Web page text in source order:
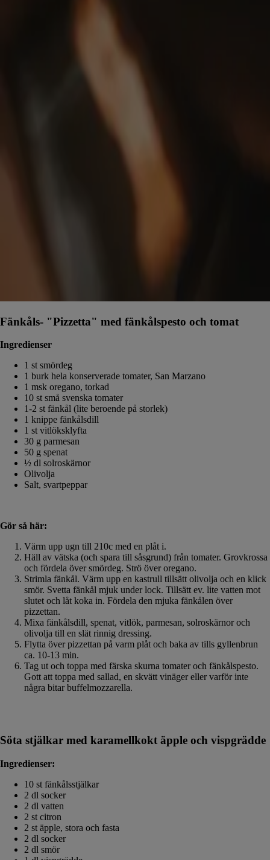
Fänkåls- "Pizzetta" med fänkålspesto och tomat
Ingredienser
1 st smördeg
1 burk hela konserverade tomater, San Marzano
1 msk oregano, torkad
10 st små svenska tomater
1-2 st fänkål (lite beroende på storlek)
1 knippe fänkålsdill
1 st vitlöksklyfta
30 g parmesan
50 g spenat
½ dl solroskärnor
Olivolja
Salt, svartpeppar
Gör så här:
Värm upp ugn till 210c med en plåt i.
Häll av vätska (och spara till såsgrund) från tomater. Grovkrossa
och fördela över smördeg. Strö över oregano.
Strimla fänkål. Värm upp en kastrull tillsätt olivolja och en klick
smör. Svetta fänkål mjuk under lock. Tillsätt ev. lite vatten mot
slutet och låt koka in. Fördela den mjuka fänkålen över
pizzettan.
Mixa fänkålsdill, spenat, vitlök, parmesan, solroskärnor och
olivolja till en slät rinnig dressing.
Flytta över pizzettan på varm plåt och baka av tills gyllenbrun
ca. 10-13 min.
Tag ut och toppa med färska skurna tomater och fänkålspesto.
Gott att toppa med sallad, en skvätt vinäger eller varför inte
några bitar buffelmozzarella.
Söta stjälkar med karamellkokt äpple och vispgrädde
Ingredienser:
10 st fänkålsstjälkar
2 dl socker
2 dl vatten
2 st citron
2 st äpple, stora och fasta
2 dl socker
2 dl smör